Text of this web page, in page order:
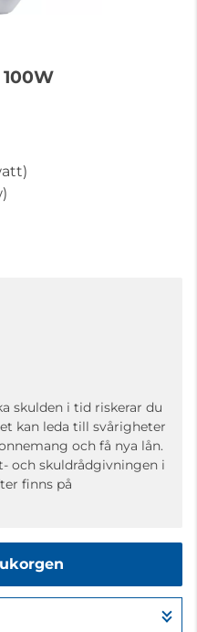
100W
skulden i tid riskerar du
kan leda till svårigheter
och få nya lån.
och skuldrådgivningen i
finns på